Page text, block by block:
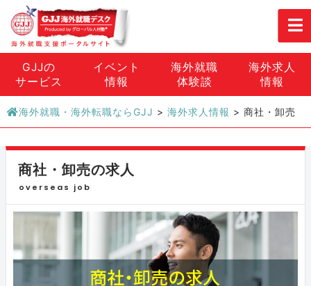
GJJの
サービス
イベント
情報
海外就職
体験談
海外求人
情報
海外就職・海外転職ならGJJ > 海外求人情報 > 商社・卸売
商社・卸売の求人
overseas job